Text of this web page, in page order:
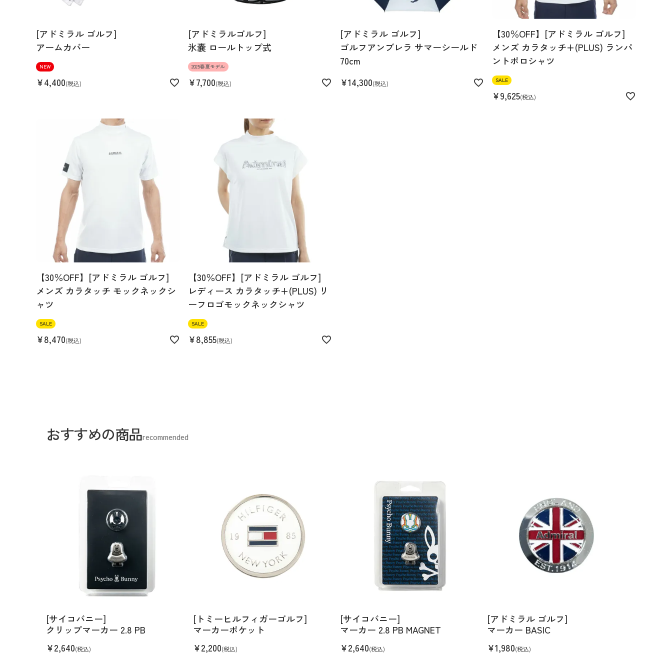
[アドミラル ゴルフ]
アームカバー
NEW
¥4,400 税込
[アドミラルゴルフ]
氷嚢 ロールトップ式
2025春夏モデル
¥7,700 税込
[アドミラル ゴルフ]
ゴルフアンブレラ サマーシールド
70cm
¥14,300 税込
【30％OFF】[アドミラル ゴルフ]
メンズ カラタッチ+(PLUS) ランパ
ントポロシャツ
SALE
¥9,625 税込
【30％OFF】[アドミラル ゴルフ]
メンズ カラタッチ モックネックシ
ャツ
SALE
¥8,470 税込
【30％OFF】[アドミラル ゴルフ]
レディース カラタッチ+(PLUS) リ
ーフロゴモックネックシャツ
SALE
¥8,855 税込
おすすめの商品recommended
[サイコバニー]
クリップマーカー 2.8 PB
¥2,640(税込)
[トミーヒルフィガーゴルフ]
マーカーポケット
¥2,200(税込)
[サイコバニー]
マーカー 2.8 PB MAGNET
¥2,640(税込)
[アドミラル ゴルフ]
マーカー BASIC
¥1,980(税込)